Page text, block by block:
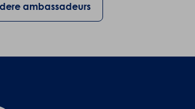
ambassadeurs